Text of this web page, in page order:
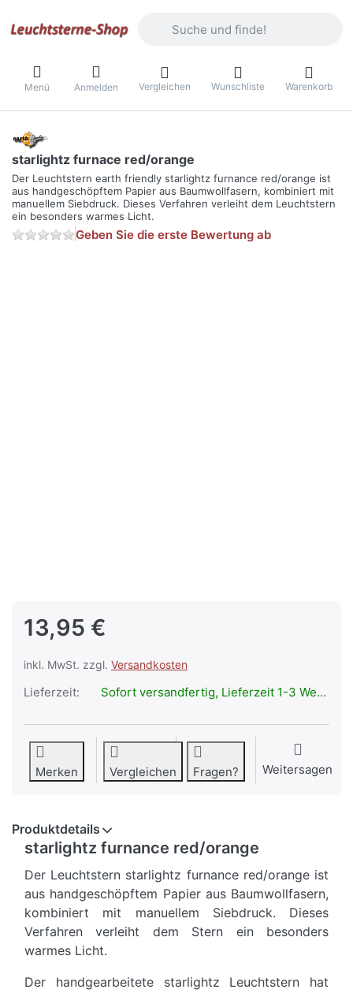
Menü Anmelden Vergleichen Wunschliste Warenkorb
starlightz furnace red/orange
Der Leuchtstern earth friendly starlightz furnance red/orange ist
aus handgeschöpftem Papier aus Baumwollfasern, kombiniert mit
manuellem Siebdruck. Dieses Verfahren verleiht dem Leuchtstern
ein besonders warmes Licht.
Geben Sie die erste Bewertung ab
13,95 €
inkl. MwSt. zzgl. Versandkosten
Lieferzeit: Sofort versandfertig, Lieferzeit 1-3 Werktage.
Merken Vergleichen Fragen? Weitersagen
Produktdetails
starlightz furnance red/orange
Der Leuchtstern starlightz furnance red/orange ist
aus handgeschöpftem Papier aus Baumwollfasern,
kombiniert mit manuellem Siebdruck. Dieses
Verfahren verleiht dem Stern ein besonders
warmes Licht.
Der handgearbeitete starlightz Leuchtstern hat